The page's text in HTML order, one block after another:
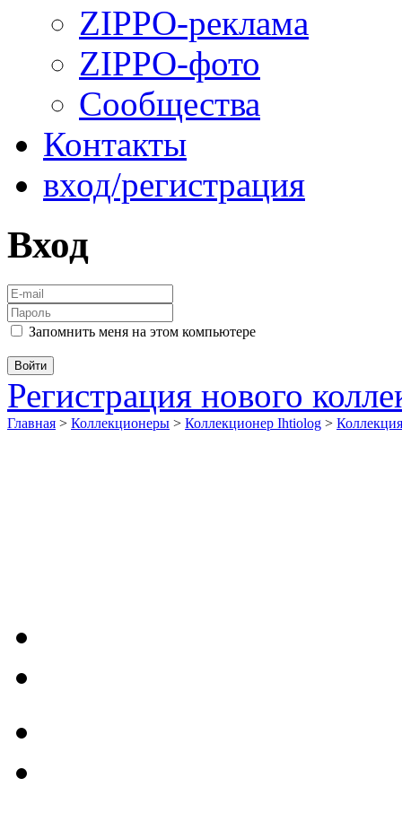
ZIPPO-реклама
ZIPPO-фото
Сообщества
Контакты
вход/регистрация
Вход
Запомнить меня на этом компьютере
Регистрация нового
Главная > Коллекционеры > Коллекционер Ihtiolog >